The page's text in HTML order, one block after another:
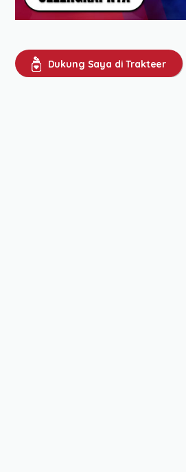
Dukung Saya di Trakteer